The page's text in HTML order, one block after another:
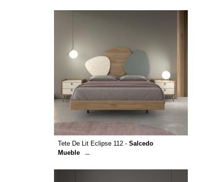
Tete De Lit Eclipse 112 - Salcedo
Mueble
...